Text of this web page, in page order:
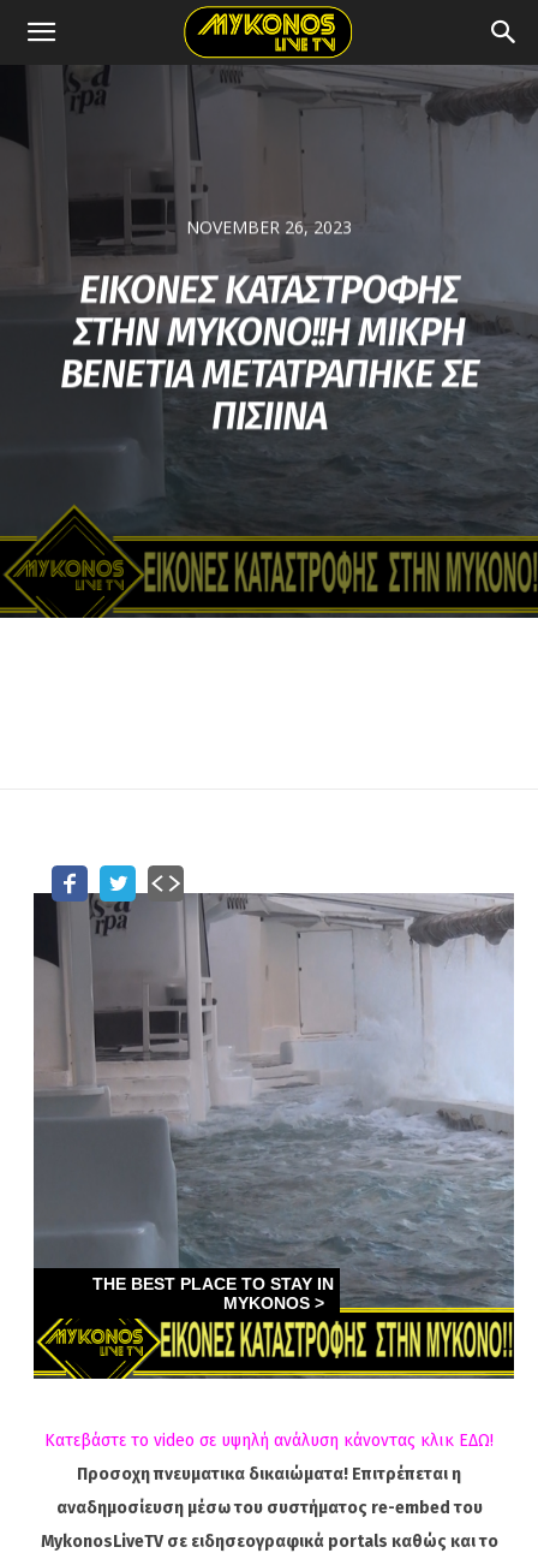
NOVEMBER 26, 2023
ΕΙΚΟΝΕΣ ΚΑΤΑΣΤΡΟΦΗΣ
ΣΤΗΝ ΜΥΚΟΝΟ!!Η ΜΙΚΡΗ
ΒΕΝΕΤΙΑ ΜΕΤΑΤΡΑΠΗΚΕ ΣΕ
ΠΙΣΙΙΝΑ
Κατεβάστε το video σε υψηλή ανάλυση κάνοντας κλικ ΕΔΩ!
Προσοχη πνευματικα δικαιώματα! Επιτρέπεται η
αναδημοσίευση μέσω του συστήματος re-embed του
MykonosLiveTV σε ειδησεογραφικά portals καθώς και το